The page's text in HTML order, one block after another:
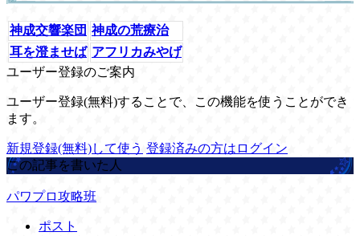
神成交響楽団 神成の荒療治
耳を澄ませば アフリカみやげ
ユーザー登録のご案内
ユーザー登録(無料)することで、この機能を使うことができ
ます。
新規登録(無料)して使う 登録済みの方はログイン
この記事を書いた人
パワプロ攻略班
ポスト